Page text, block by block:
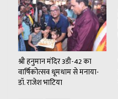
श्री हनुमान मंदिर 3डी-42 का
वार्षिकोत्सव धूमधाम से मनाया-
डॉ. राजेश भाटिया